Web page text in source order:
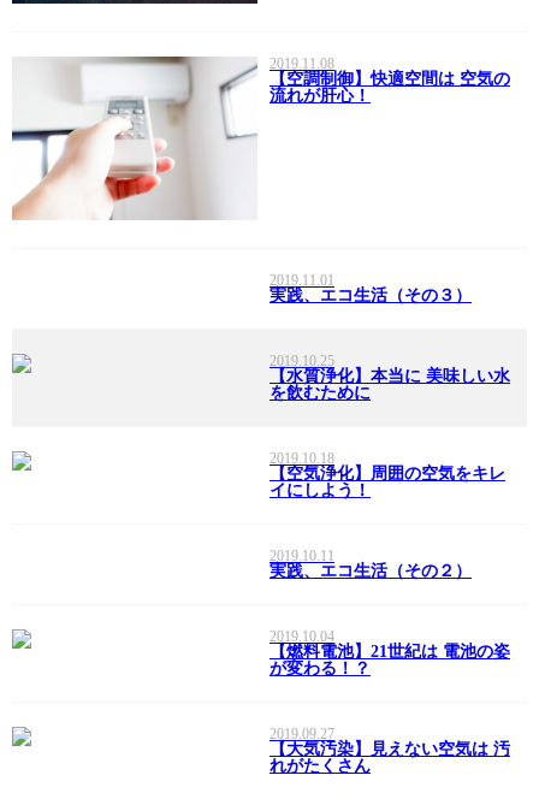
2019.11.08
【空調制御】快適空間は 空気の
流れが肝心！
2019.11.01
実践、エコ生活（その３）
2019.10.25
【水質浄化】本当に 美味しい水
を飲むために
2019.10.18
【空気浄化】周囲の空気をキレ
イにしよう！
2019.10.11
実践、エコ生活（その２）
2019.10.04
【燃料電池】21世紀は 電池の姿
が変わる！？
2019.09.27
【大気汚染】見えない空気は 汚
れがたくさん